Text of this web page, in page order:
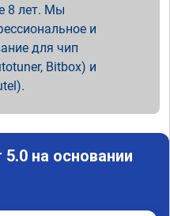
8 лет. Мы
и
для чип
Bitbox) и
на основании